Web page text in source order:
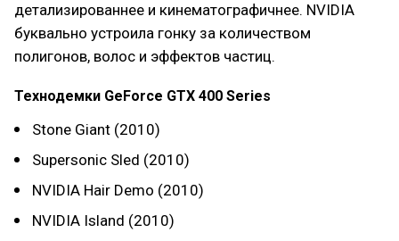
детализированнее и кинематографичнее. NVIDIA
буквально устроила гонку за количеством
полигонов, волос и эффектов частиц.
Технодемки GeForce GTX 400 Series
Stone Giant (2010)
Supersonic Sled (2010)
NVIDIA Hair Demo (2010)
NVIDIA Island (2010)